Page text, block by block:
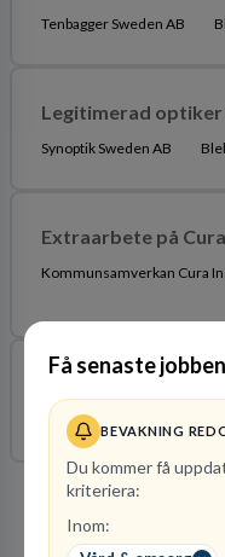
Få senaste
BEVAKNING
Du kommer få
kriteriera:
Inom:
Tenbagger Sweden AB
Legitimerad
Synoptik Sweden AB
Extraarbete på
Kommunsamverkan Cura
Arbetsterapeut
Arbetslivsresurs Ar AB